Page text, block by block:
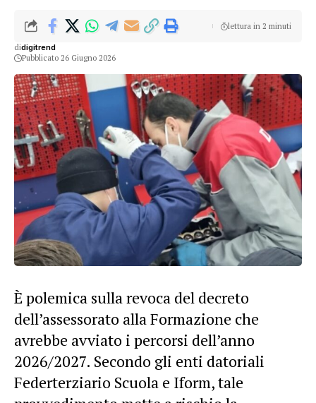
didigitrend
Pubblicato 26 Giugno 2026
lettura in 2 minuti
È polemica sullarevoca del decreto
dell’assessorato allaFormazione che
avrebbe avviato i percorsi dell’anno
2026/2027. Secondo gli enti datoriali
Federterziario Scuola e Iform, tale